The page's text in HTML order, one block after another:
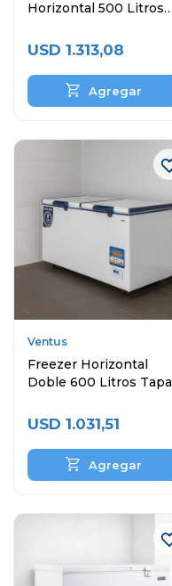
Horizontal 500 Litros
USD 1.313,08
Ventus
Freezer Horizontal
Doble 600 Litros Tapa
USD 1.031,51